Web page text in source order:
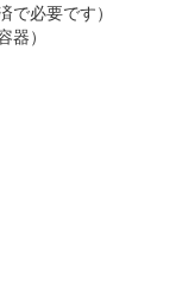
で必要です）
器）